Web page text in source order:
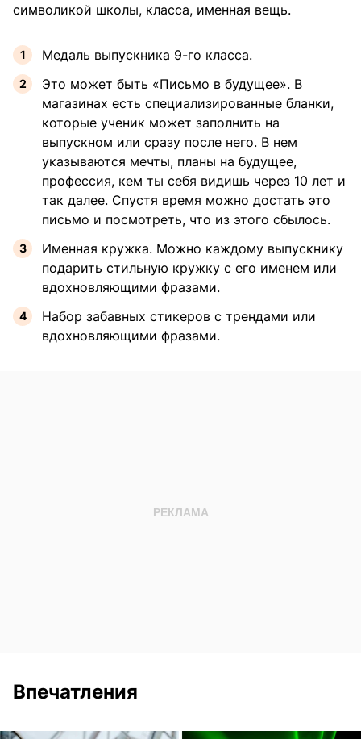
символикой школы, класса, именная вещь.
Медаль выпускника 9-го класса.
Это может быть «Письмо в будущее». В
магазинах есть специализированные бланки,
которые ученик может заполнить на
выпускном или сразу после него. В нем
указываются мечты, планы на будущее,
профессия, кем ты себя видишь через 10 лет и
так далее. Спустя время можно достать это
письмо и посмотреть, что из этого сбылось.
Именная кружка. Можно каждому выпускнику
подарить стильную кружку с его именем или
вдохновляющими фразами.
Набор забавных стикеров с трендами или
вдохновляющими фразами.
Впечатления